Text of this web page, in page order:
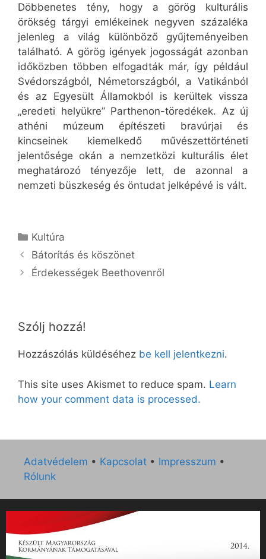
Döbbenetes tény, hogy a görög kulturális
örökség tárgyi emlékeinek negyven százaléka
jelenleg a világ különböző gyűjteményeiben
található. A görög igények jogosságát azonban
időközben többen elfogadták már, így például
Svédországból, Németországból, a Vatikánból
és az Egyesült Államokból is kerültek vissza
„eredeti helyükre” Parthenon-töredékek. Az új
athéni múzeum építészeti bravúrjai és
kincseinek kiemelkedő művészettörténeti
jelentősége okán a nemzetközi kulturális élet
meghatározó tényezője lett, de azonnal a
nemzeti büszkeség és öntudat jelképévé is vált.
Kategória
Kultúra
Bátorítás és köszönet
Érdekességek Beethovenről
Szólj hozzá!
Hozzászólás küldéséhez be kell jelentkezni.
This site uses Akismet to reduce spam. Learn
how your comment data is processed.
Adatvédelem • Kapcsolat • Impresszum •
Rólunk